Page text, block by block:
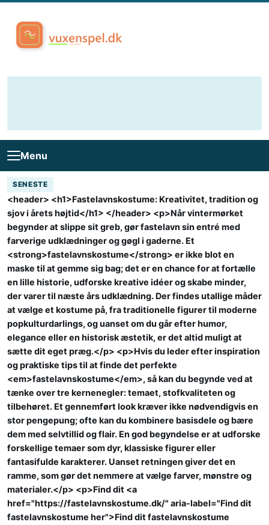
Menu
SENESTE
<header> <h1>Fastelavnskostume: Kreativitet, tradition og
sjov i årets højtid</h1> </header> <p>Når vintermørket
begynder at slippe sit greb, gør fastelavn sin entré med
farverige udklædninger og gøgl i gaderne. Et
<strong>fastelavnskostume</strong> er ikke blot en
maske til at gemme sig bag; det er en chance for at fortælle
en lille historie, udforske kreative idéer og skabe minder,
der varer til næste års udklædning. Der findes utallige måder
at vælge et kostume på, fra traditionelle figurer til moderne
popkulturdarlings, og uanset om du går efter humor,
elegance eller en historisk æstetik, er det altid muligt at
sætte dit eget præg.</p> <p>Hvis du leder efter inspiration
og praktiske tips til at finde det perfekte
<em>fastelavnskostume</em>, så kan du begynde ved at
tænke over tre kernenegler: temaet, stofkvaliteten og
tilbehøret. Et gennemført look kræver ikke nødvendigvis en
stor pengepung; ofte kan du kombinere basisdele og bære
dem med selvtillid og flair. En god begyndelse er at udforske
forskellige temaer som dyr, klassiske figurer eller
fantasifulde karakterer. Uanset retningen giver det en
ramme, som gør det nemmere at vælge farver, mønstre og
materialer.</p> <p>Find dit <a
href="https://fastelavnskostume.dk/" aria-label="Find dit
fastelavnskostume her">Find dit fastelavnskostume